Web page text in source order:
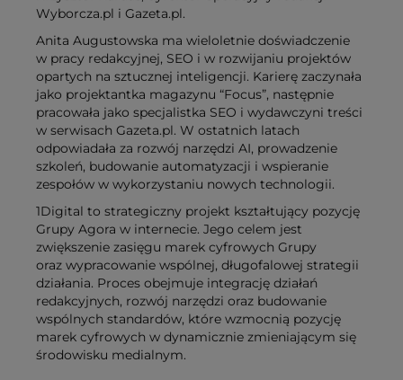
Wyborcza.pl i Gazeta.pl.
Anita Augustowska ma wieloletnie doświadczenie
w pracy redakcyjnej, SEO i w rozwijaniu projektów
opartych na sztucznej inteligencji. Karierę zaczynała
jako projektantka magazynu “Focus”, następnie
pracowała jako specjalistka SEO i wydawczyni treści
w serwisach Gazeta.pl. W ostatnich latach
odpowiadała za rozwój narzędzi AI, prowadzenie
szkoleń, budowanie automatyzacji i wspieranie
zespołów w wykorzystaniu nowych technologii.
1Digital to strategiczny projekt kształtujący pozycję
Grupy Agora w internecie. Jego celem jest
zwiększenie zasięgu marek cyfrowych Grupy
oraz wypracowanie wspólnej, długofalowej strategii
działania. Proces obejmuje integrację działań
redakcyjnych, rozwój narzędzi oraz budowanie
wspólnych standardów, które wzmocnią pozycję
marek cyfrowych w dynamicznie zmieniającym się
środowisku medialnym.